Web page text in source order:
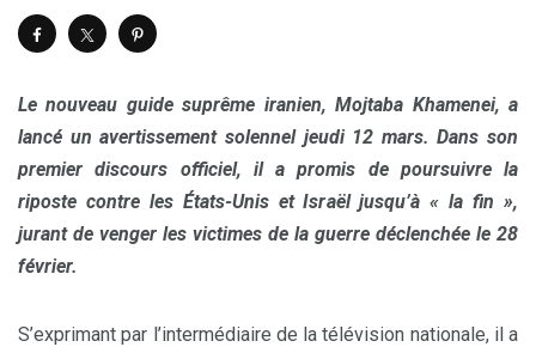
Le nouveau guide suprême iranien, Mojtaba Khamenei, a
lancé un avertissement solennel jeudi 12 mars. Dans son
premier discours officiel, il a promis de poursuivre la
riposte contre les États-Unis et Israël jusqu’à « la fin »,
jurant de venger les victimes de la guerre déclenchée le 28
février.
S’exprimant par l’intermédiaire de la télévision nationale, il a